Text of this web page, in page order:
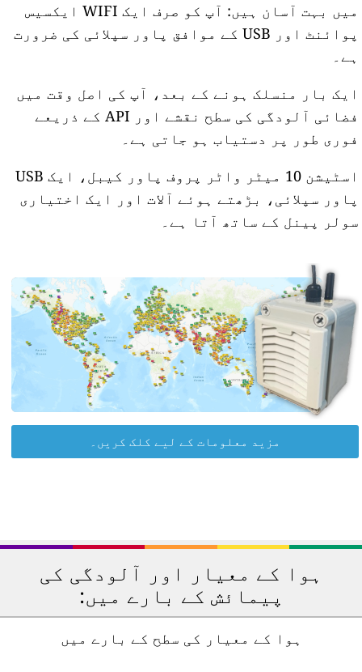
میں بہت آسان ہیں: آپ کو صرف ایک WIFI ایکسیس
پوائنٹ اور USB کے موافق پاور سپلائی کی ضرورت
ہے۔
ایک بار منسلک ہونے کے بعد، آپ کی اصل وقت میں
فضائی آلودگی کی سطح نقشے اور API کے ذریعے
فوری طور پر دستیاب ہو جاتی ہے۔
اسٹیشن 10 میٹر واٹر پروف پاور کیبل، ایک USB
پاور سپلائی، بڑھتے ہوئے آلات اور ایک اختیاری
سولر پینل کے ساتھ آتا ہے۔
مزید معلومات کے لیے کلک کریں۔
ہوا کے معیار اور آلودگی کی
پیمائش کے بارے میں:
ہوا کے معیار کی سطح کے بارے میں